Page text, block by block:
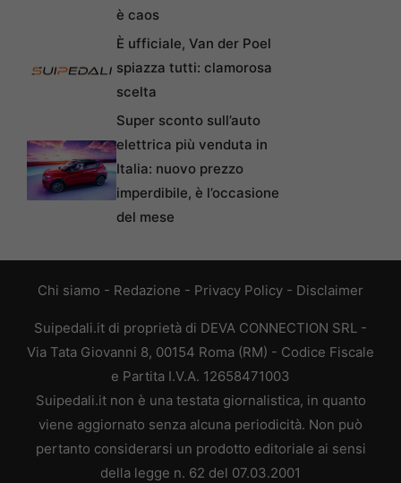
è caos
È ufficiale, Van der Poel
spiazza tutti: clamorosa
scelta
Super sconto sull’auto
elettrica più venduta in
Italia: nuovo prezzo
imperdibile, è l’occasione
del mese
Chi siamo - Redazione - Privacy Policy - Disclaimer
Suipedali.it di proprietà di DEVA CONNECTION SRL -
Via Tata Giovanni 8, 00154 Roma (RM) - Codice Fiscale
e Partita I.V.A. 12658471003
Suipedali.it non è una testata giornalistica, in quanto
viene aggiornato senza alcuna periodicità. Non può
pertanto considerarsi un prodotto editoriale ai sensi
della legge n. 62 del 07.03.2001